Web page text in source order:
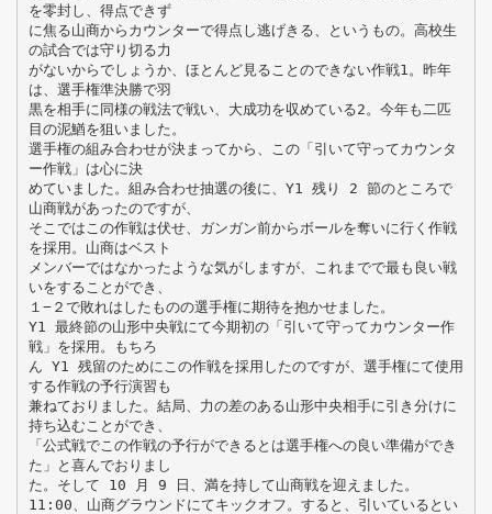
を零封し、得点できず
に焦る山商からカウンターで得点し逃げきる、というもの。高校生
の試合では守り切る力
がないからでしょうか、ほとんど見ることのできない作戦1。昨年
は、選手権準決勝で羽
黒を相手に同様の戦法で戦い、大成功を収めている2。今年も二匹
目の泥鰌を狙いました。
選手権の組み合わせが決まってから、この「引いて守ってカウンタ
ー作戦」は心に決
めていました。組み合わせ抽選の後に、Y1 残り 2 節のところで
山商戦があったのですが、
そこではこの作戦は伏せ、ガンガン前からボールを奪いに行く作戦
を採用。山商はベスト
メンバーではなかったような気がしますが、これまでで最も良い戦
いをすることができ、
１−２で敗れはしたものの選手権に期待を抱かせました。
Y1 最終節の山形中央戦にて今期初の「引いて守ってカウンター作
戦」を採用。もちろ
ん Y1 残留のためにこの作戦を採用したのですが、選手権にて使用
する作戦の予行演習も
兼ねておりました。結局、力の差のある山形中央相手に引き分けに
持ち込むことができ、
「公式戦でこの作戦の予行ができるとは選手権への良い準備ができ
た」と喜んでおりまし
た。そして 10 月 9 日、満を持して山商戦を迎えました。
11:00、山商グラウンドにてキックオフ。すると、引いているとい